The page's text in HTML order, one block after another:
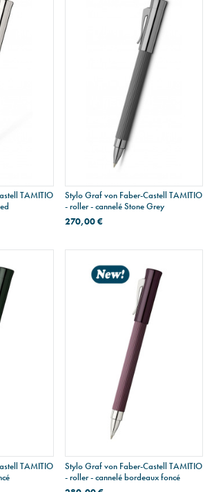
TAMITIO
Stylo Graf von Faber-Castell TAMITIO
- roller - cannelé Stone Grey
270,00 €
TAMITIO
Stylo Graf von Faber-Castell TAMITIO
- roller - cannelé bordeaux foncé